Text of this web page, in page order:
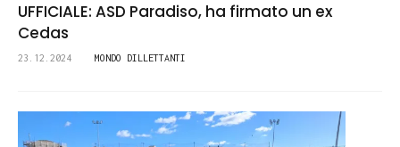
UFFICIALE: ASD Paradiso, ha firmato un ex
Cedas
23.12.2024 MONDO DILLETTANTI